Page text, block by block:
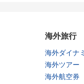
海外旅行
海外ダイナ
海外ツアー
海外航空券